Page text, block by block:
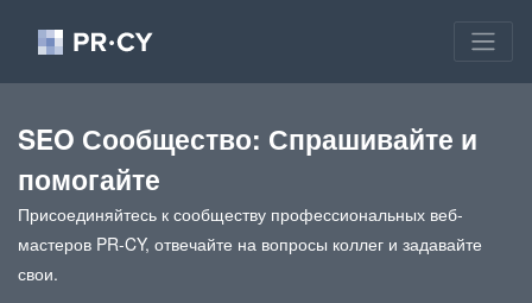
SEO Сообщество: Спрашивайте и
помогайте
Присоединяйтесь к сообществу профессиональных веб-
мастеров PR-CY, отвечайте на вопросы коллег и задавайте
свои.